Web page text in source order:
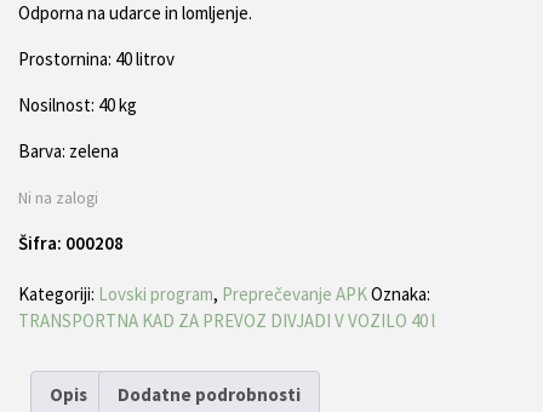
Odporna na udarce in lomljenje.
Prostornina: 40 litrov
Nosilnost: 40 kg
Barva: zelena
Ni na zalogi
Šifra: 000208
Kategoriji: Lovski program, Preprečevanje APKOznaka:
TRANSPORTNA KAD ZA PREVOZ DIVJADI V VOZILO 40 l
Opis Dodatne podrobnosti